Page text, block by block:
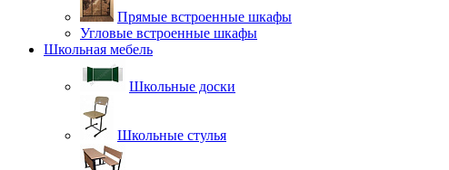
Прямые встроенные шкафы
Угловые встроенные шкафы
Школьная мебель
Школьные доски
Школьные стулья